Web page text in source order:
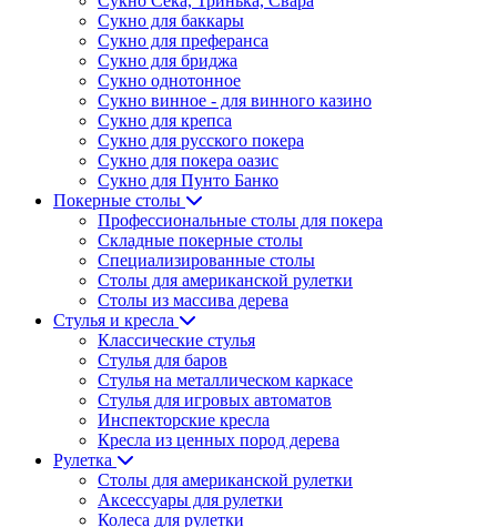
Сукно для баккары
Сукно для преферанса
Сукно для бриджа
Сукно однотонное
Сукно винное - для винного казино
Сукно для крепса
Сукно для русского покера
Сукно для покера оазис
Сукно для Пунто Банко
Покерные столы
Профессиональные столы для покера
Складные покерные столы
Специализированные столы
Столы для американской рулетки
Столы из массива дерева
Стулья и кресла
Классические стулья
Стулья для баров
Стулья на металлическом каркасе
Стулья для игровых автоматов
Инспекторские кресла
Кресла из ценных пород дерева
Рулетка
Столы для американской рулетки
Аксессуары для рулетки
Колеса для рулетки